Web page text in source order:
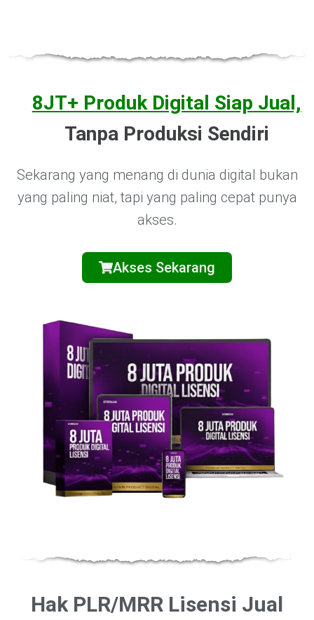
8JT+ Produk Digital Siap Jual,
Tanpa Produksi Sendiri
Sekarang yang menang di dunia digital bukan
yang paling niat, tapi yang paling cepat punya
akses.
Akses Sekarang
Hak PLR/MRR Lisensi Jual
3 bulan sebelumnya